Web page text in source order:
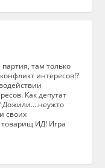
там только
интересов!?
Как депутат
Дожили….неужто
своих
товарищ ИД! Игра